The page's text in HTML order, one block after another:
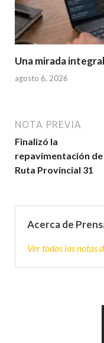
Una mirada
agosto 6, 2026
NOTA PREVIA
Finalizó la
repavimentación de
Ruta Provincial 31
Acerca de
Ver todas las notas